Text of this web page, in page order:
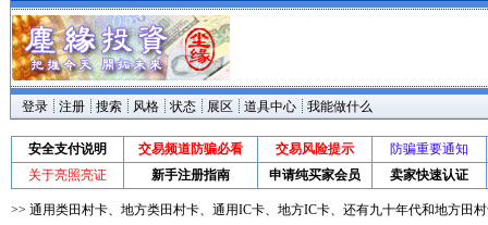
登录 注册 搜索 风格 状态 展区 道具中心 我能做什么
安全支付说明 交易频道防骗必看 交易风险提示
防骗重要通知
关于亮照亮证
新手注册指南 申请纯买家会员 卖家快速认证
>> 通用类田村卡、地方类田村卡、通用IC卡、地方IC卡、还有九十年代和地方田